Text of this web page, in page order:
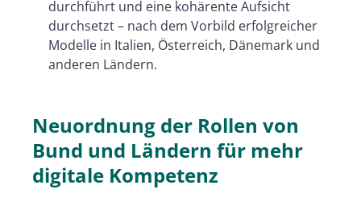
durchführt und eine kohärente Aufsicht
durchsetzt – nach dem Vorbild erfolgreicher
Modelle in Italien, Österreich, Dänemark und
anderen Ländern.
Neuordnung der Rollen von
Bund und Ländern für mehr
digitale Kompetenz